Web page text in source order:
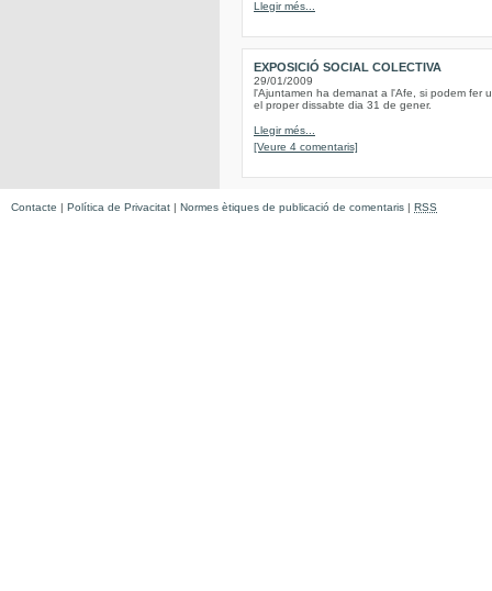
Llegir més...
EXPOSICIÓ SOCIAL COLECTIVA
29/01/2009
l'Ajuntamen ha demanat a l'Afe, si podem fer
el proper dissabte dia 31 de gener.
Llegir més...
[Veure 4 comentaris]
Contacte | Política de Privacitat | Normes ètiques de publicació de comentaris | RSS